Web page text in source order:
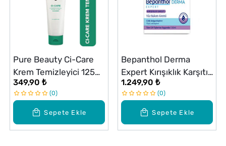
Sepete Ekle
Pure Beauty Ci-Care
Krem Temizleyici 125
ml
349,90 ₺
0
Sepete Ekle
Bepanthol Derma
Expert Kırışıklık Karşıtı
Yüz Bakım Kremi 50 ml
1.249,90 ₺
0